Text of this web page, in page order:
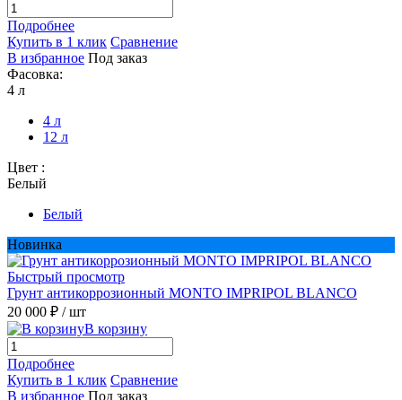
Подробнее
Купить в 1 клик Сравнение
В избранное Под заказ
Фасовка:
4 л
4 л
12 л
Цвет :
Белый
Белый
Новинка
Быстрый просмотр
Грунт антикоррозионный MONTO IMPRIPOL BLANCO
20 000 ₽ / шт
В корзину
Подробнее
Купить в 1 клик Сравнение
В избранное Под заказ